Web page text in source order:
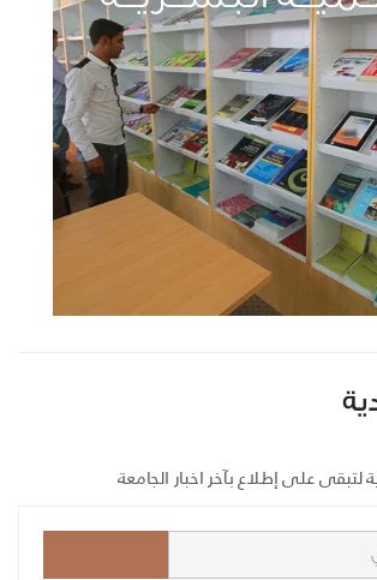
لتبقى على إطلاع بآخر اخبار الجامعة